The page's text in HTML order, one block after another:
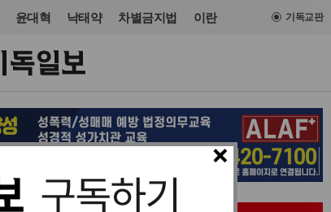
윤대혁 낙태약 차별금지법 이란 기독교판
×